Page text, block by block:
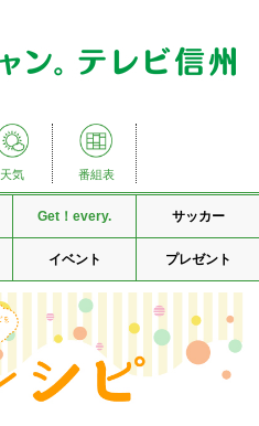
天気 番組表
Get！every. サッカー
イベント プレゼント